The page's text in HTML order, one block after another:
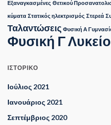
Εξαναγκασμένες Θετικού
κύματα Στατικός ηλεκτρισμός Στερεά
Ταλαντώσεις Φυσική Α
Φυσική Γ
ΙΣΤΟΡΙΚΌ
Ιούλιος 2021
Ιανουάριος 2021
Σεπτέμβριος 2020